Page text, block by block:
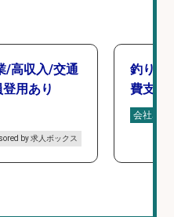
/高収入/交通
用あり
by 求人ボックス
釣り具
費支給
会社名